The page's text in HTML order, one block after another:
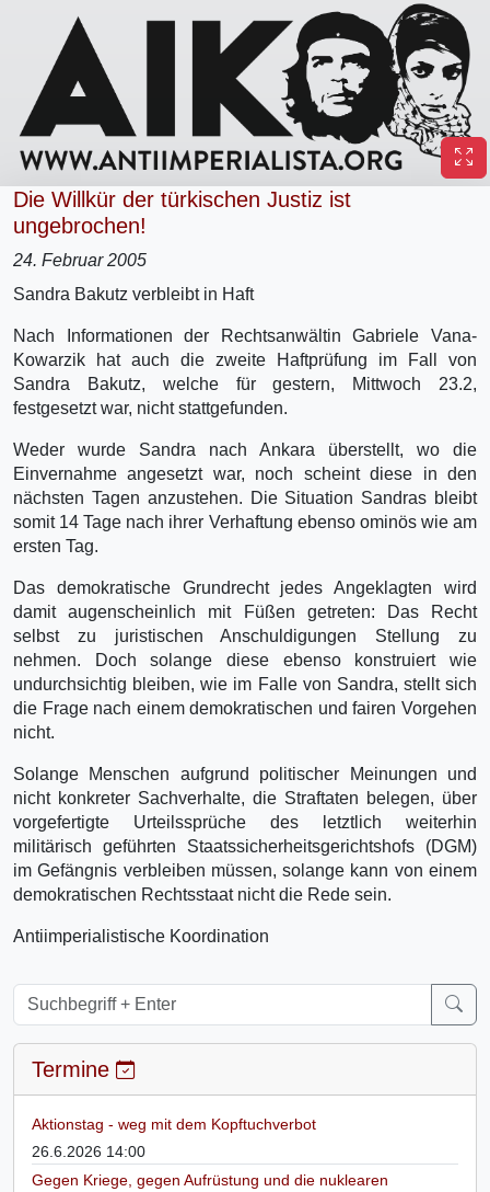
Die Willkür der türkischen Justiz ist
ungebrochen!
24. Februar 2005
Sandra Bakutz verbleibt in Haft
Nach Informationen der Rechtsanwältin Gabriele Vana-
Kowarzik hat auch die zweite Haftprüfung im Fall von
Sandra Bakutz, welche für gestern, Mittwoch 23.2,
festgesetzt war, nicht stattgefunden.
Weder wurde Sandra nach Ankara überstellt, wo die
Einvernahme angesetzt war, noch scheint diese in den
nächsten Tagen anzustehen. Die Situation Sandras bleibt
somit 14 Tage nach ihrer Verhaftung ebenso ominös wie am
ersten Tag.
Das demokratische Grundrecht jedes Angeklagten wird
damit augenscheinlich mit Füßen getreten: Das Recht
selbst zu juristischen Anschuldigungen Stellung zu
nehmen. Doch solange diese ebenso konstruiert wie
undurchsichtig bleiben, wie im Falle von Sandra, stellt sich
die Frage nach einem demokratischen und fairen Vorgehen
nicht.
Solange Menschen aufgrund politischer Meinungen und
nicht konkreter Sachverhalte, die Straftaten belegen, über
vorgefertigte Urteilssprüche des letztlich weiterhin
militärisch geführten Staatssicherheitsgerichtshofs (DGM)
im Gefängnis verbleiben müssen, solange kann von einem
demokratischen Rechtsstaat nicht die Rede sein.
Antiimperialistische Koordination
Termine
Aktionstag - weg mit dem Kopftuchverbot
26.6.2026 14:00
Gegen Kriege, gegen Aufrüstung und die nuklearen